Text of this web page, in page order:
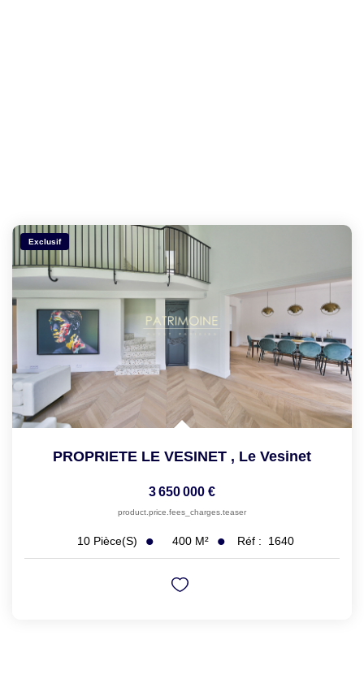
Exclusif
PROPRIETE LE VESINET , Le Vesinet
3 650 000 €
product.price.fees_charges.teaser
10 Pièce(s) 400 M² Réf : 1640